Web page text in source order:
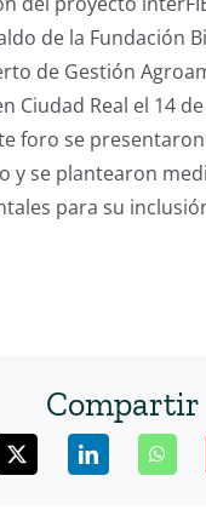
de la Fundación
de Gestión
Ciudad Real el 14
foro se
y se plantearon
para su
Compartir